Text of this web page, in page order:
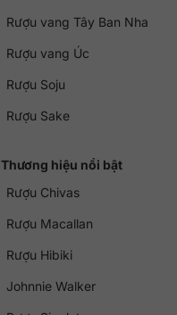
Rượu vang Tây Ban Nha
Rượu vang Úc
Rượu Soju
Rượu Sake
Thương hiệu nổi bật
Rượu Chivas
Rượu Macallan
Rượu Hibiki
Johnnie Walker